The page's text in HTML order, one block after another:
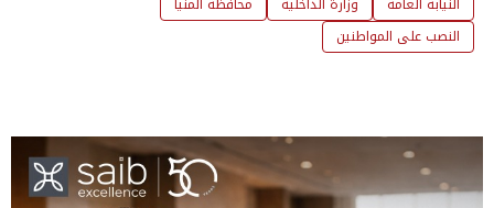
النصب على المواطنين